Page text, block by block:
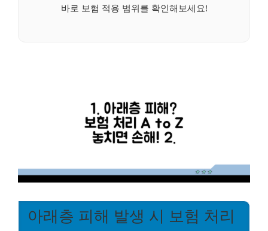
바로 보험 적용 범위를 확인해보세요!
아래층 피해 발생 시 보험 처리